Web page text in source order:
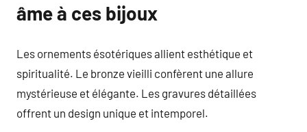
âme à ces bijoux
Les ornements ésotériques allient esthétique et
spiritualité. Le bronze vieilli confèrent une allure
mystérieuse et élégante. Les gravures détaillées
offrent un design unique et intemporel.